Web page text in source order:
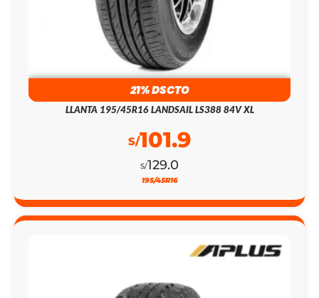
21% DSCTO
LLANTA 195/45R16 LANDSAIL LS388 84V XL
S/129.0
S/101.9
195/45R16